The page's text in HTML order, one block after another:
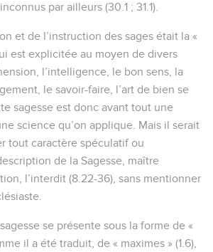
par ailleurs (30.1 ; 31.1).
et de l’instruction des sages était la «
est explicitée au moyen de divers
l’intelligence, le bon sens, la
le savoir-faire, l’art de bien se
sagesse est donc avant tout une
science qu’on applique. Mais il serait
tout caractère spéculatif ou
de la Sagesse, maître
l’interdit (8.22-36), sans mentionner
se présente sous la forme de «
il a été traduit, de « maximes » (1.6),